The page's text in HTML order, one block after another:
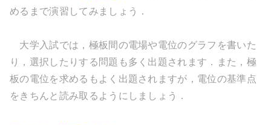
めるまで演習してみましょう．
大学入試では，極板間の電場や電位のグラフを書いた
り，選択したりする問題も多く出題されます．また，極
板の電位を求めるもよく出題されますが，電位の基準点
をきちんと読み取るようにしましょう．